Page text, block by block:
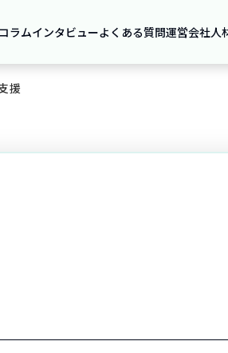
コラムインタビューよくある質問運営会社人
援